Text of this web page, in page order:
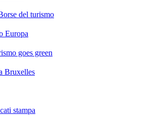
del turismo
Europa
goes green
Bruxelles
stampa